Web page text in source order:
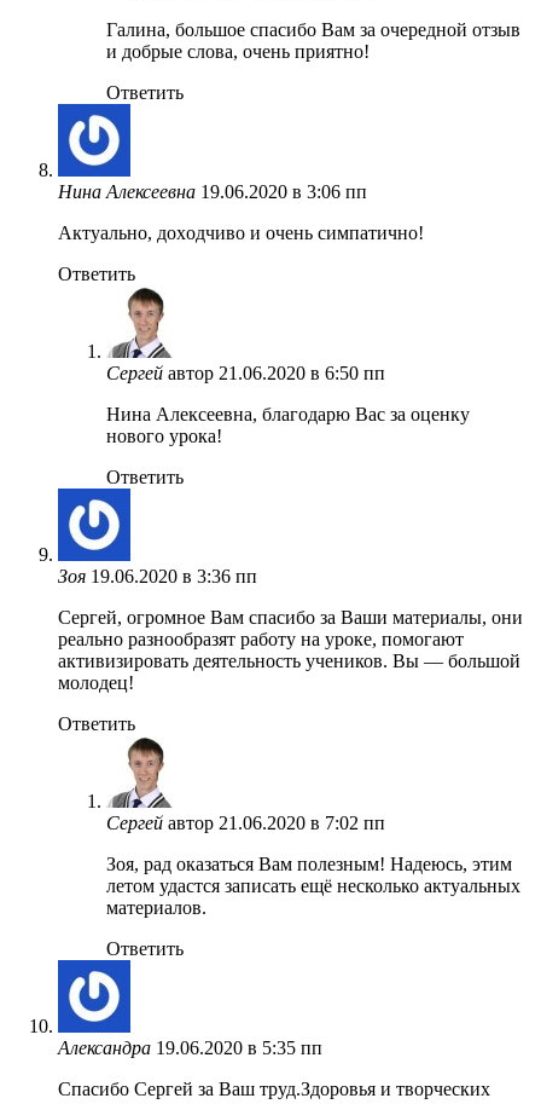
Галина, большое спасибо Вам за очередной отзыв
и добрые слова, очень приятно!
Ответить
Нина Алексеевна 19.06.2020 в 3:06 пп
Актуально, доxодчиво и очень симпатично!
Ответить
Сергей автор 21.06.2020 в 6:50 пп
Нина Алексеевна, благодарю Вас за оценку
нового урока!
Ответить
Зоя 19.06.2020 в 3:36 пп
Сергей, огромное Вам спасибо за Ваши материалы, они
реально разнообразят работу на уроке, помогают
активизировать деятельность учеников. Вы — большой
молодец!
Ответить
Сергей автор 21.06.2020 в 7:02 пп
Зоя, рад оказаться Вам полезным! Надеюсь, этим
летом удастся записать ещё несколько актуальных
материалов.
Ответить
Александра 19.06.2020 в 5:35 пп
Спасибо Сергей за Ваш труд.Здоровья и творческих